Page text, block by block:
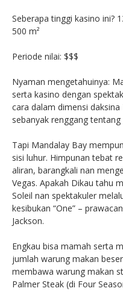
Seberapa tinggi kasino ini?
500 m²
Periode nilai: $$$
Nyaman mengetahuinya:
serta kasino dengan
cara dalam dimensi
sebanyak renggang tentang
Tapi Mandalay Bay
sisi luhur. Himpunan tebat
aliran, barangkali nan
Vegas. Apakah Dikau tahu
Soleil nan spektakuler
kesibukan “One” –
Jackson.
Engkau bisa mamah serta
jumlah warung makan
membawa warung makan
Palmer Steak (di Four